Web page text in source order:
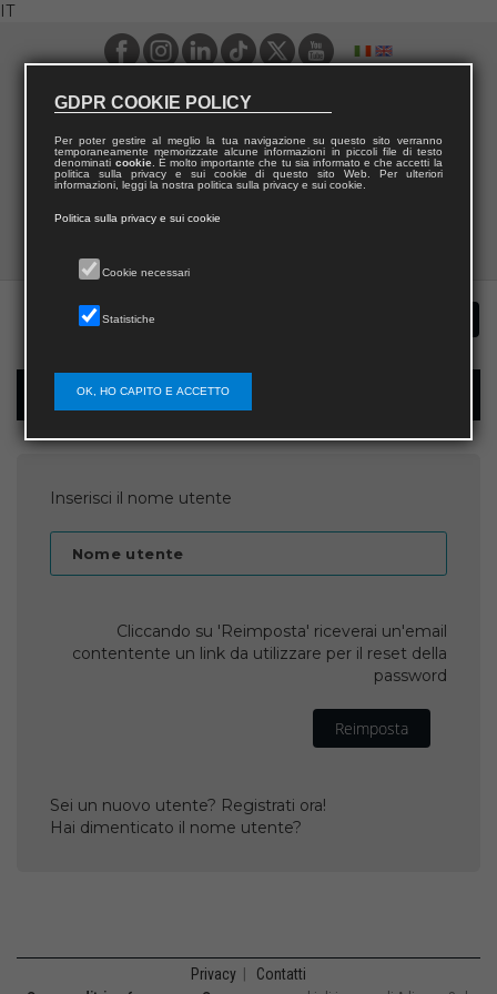
IT
Recupera password
Inserisci il nome utente
Nome utente
Cliccando su 'Reimposta' riceverai un'email
contentente un link da utilizzare per il reset della
password
Reimposta
Sei un nuovo utente? Registrati ora!
Hai dimenticato il nome utente?
Privacy Contatti
GDPR COOKIE POLICY
Per poter gestire al meglio la tua navigazione su questo sito verranno
temporaneamente memorizzate alcune informazioni in piccoli file di testo
denominati cookie. È molto importante che tu sia informato e che accetti la
politica sulla privacy e sui cookie di questo sito Web. Per ulteriori
informazioni, leggi la nostra politica sulla privacy e sui cookie.
Politica sulla privacy e sui cookie
Cookie necessari
Statistiche
OK, HO CAPITO E ACCETTO